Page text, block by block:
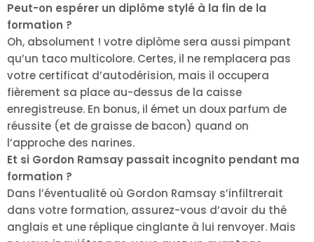
Peut-on espérer un diplôme stylé à la fin de la
formation ?
Oh, absolument ! votre diplôme sera aussi pimpant
qu’un taco multicolore. Certes, il ne remplacera pas
votre certificat d’autodérision, mais il occupera
fièrement sa place au-dessus de la caisse
enregistreuse. En bonus, il émet un doux parfum de
réussite (et de graisse de bacon) quand on
l’approche des narines.
Et si Gordon Ramsay passait incognito pendant ma
formation ?
Dans l’éventualité où Gordon Ramsay s’infiltrerait
dans votre formation, assurez-vous d’avoir du thé
anglais et une réplique cinglante à lui renvoyer. Mais